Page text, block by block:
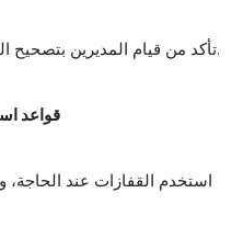
- تأكد من قيام المديرين بتصحيح المشكلات على الفور وبشكل ثابت.
3. قواعد